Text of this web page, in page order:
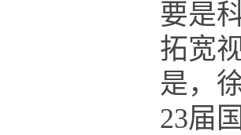
要是
拓宽
是，
23届